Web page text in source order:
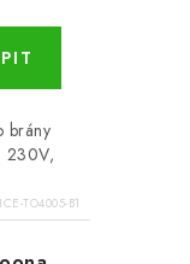
brány
230V,
TO4005-B1